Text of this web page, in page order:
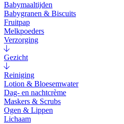
Babymaaltijden
Babygranen & Biscuits
Fruitpap
Melkpoeders
Verzorging
Gezicht
Reiniging
Lotion & Bloesemwater
Dag- en nachtcrème
Maskers & Scrubs
Ogen & Lippen
Lichaam